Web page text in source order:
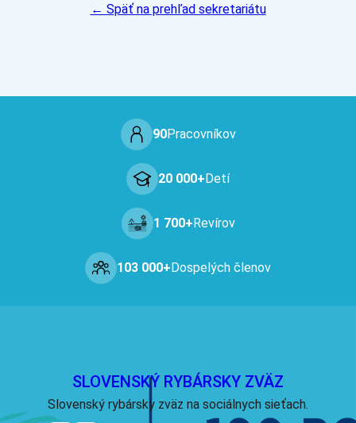
← Späť na prehľad sekretariátu
90Pracovníkov
20 000+Detí
1 700+Revírov
103 000+Dospelých členov
SLOVENSKÝ RYBÁRSKY ZVÄZ
Slovenský rybársky zväz na sociálnych sieťach.